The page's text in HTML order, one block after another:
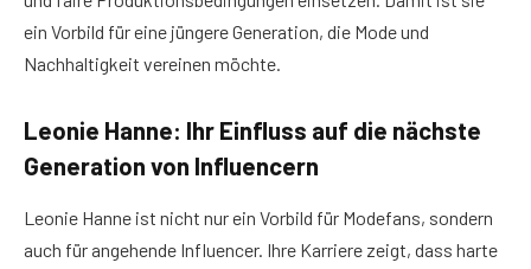
ein Vorbild für eine jüngere Generation, die Mode und
Nachhaltigkeit vereinen möchte.
Leonie Hanne: Ihr Einfluss auf die nächste
Generation von Influencern
Leonie Hanne ist nicht nur ein Vorbild für Modefans, sondern
auch für angehende Influencer. Ihre Karriere zeigt, dass harte